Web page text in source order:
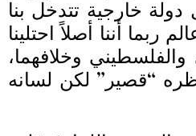
دولة خارجية تتدخل بنا
ربما أننا أصلاً احتلينا
وخلافهما،
“قصير” لكن لسانه